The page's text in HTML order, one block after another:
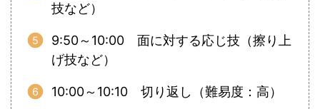
技など）
9:50～10:00 面に対する応じ技（擦り上
げ技など）
10:00～10:10 切り返し（難易度：高）